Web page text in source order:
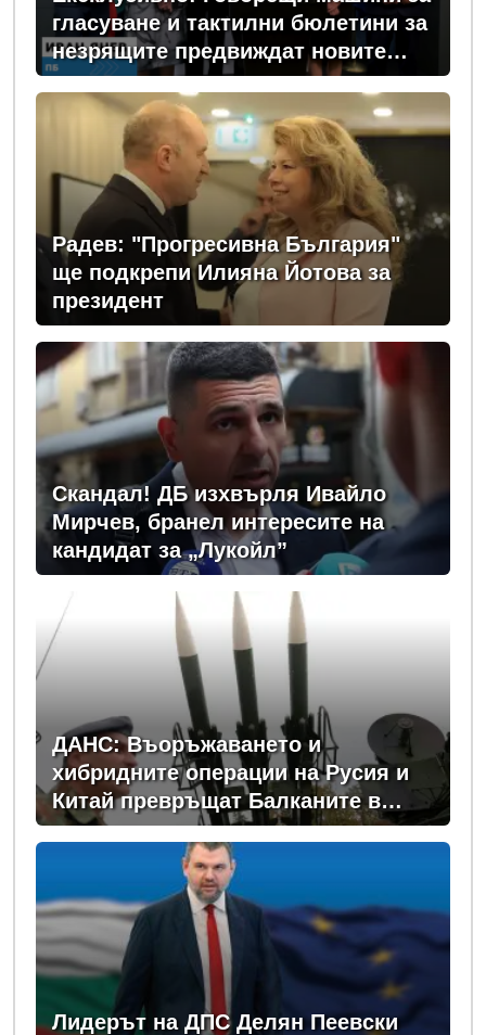
гласуване и тактилни бюлетини за
незрящите предвиждат новите
изборни правила! (ВИДЕО)
Радев: "Прогресивна България"
ще подкрепи Илияна Йотова за
президент
Скандал! ДБ изхвърля Ивайло
Мирчев, бранел интересите на
кандидат за „Лукойл”
ДАНС: Въоръжаването и
хибридните операции на Русия и
Китай превръщат Балканите в
зона на нестабилност
Лидерът на ДПС Делян Пеевски